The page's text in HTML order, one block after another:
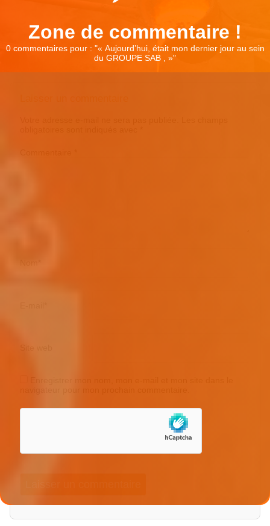
Zone de commentaire !
0 commentaires pour : "« Aujourd’hui, était mon dernier jour au sein
du GROUPE SAB , »"